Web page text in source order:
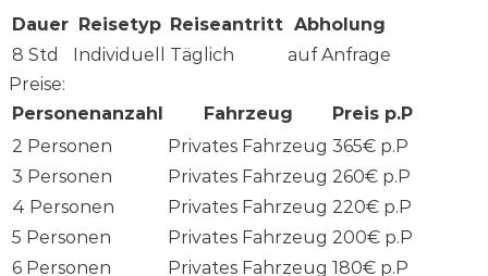
Dauer Reisetyp Reiseantritt Abholung
8 Std
Individuell Täglich
auf Anfrage
Preise:
Personenanzahl
Fahrzeug
Preis p.P
2 Personen
Privates Fahrzeug 365€ p.P
3 Personen
Privates Fahrzeug 260€ p.P
4 Personen
Privates Fahrzeug 220€ p.P
5 Personen
Privates Fahrzeug 200€ p.P
6 Personen
Privates Fahrzeug 180€ p.P